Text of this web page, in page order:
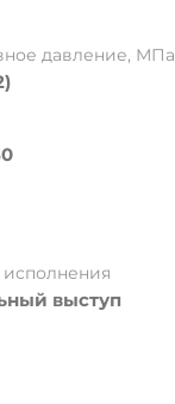
давление, МПа
выступ